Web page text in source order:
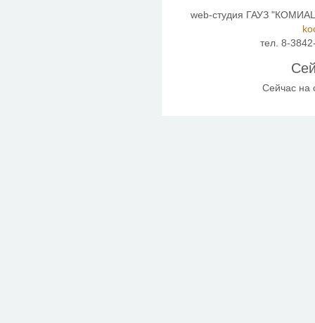
web-студия ГАУЗ
тел. 8-
Сейчас на